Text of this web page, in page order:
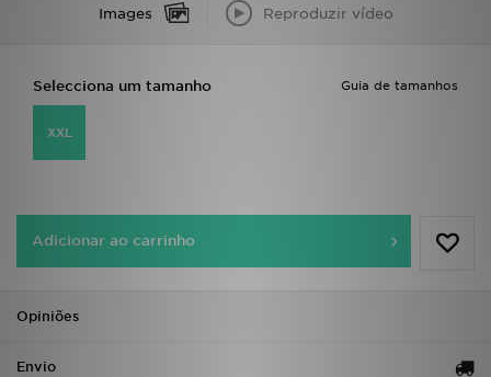
Images Reproduzir vídeo
Guia de tamanhos
Selecciona um tamanho
XXL
Adicionar ao carrinho
Opiniões
Envio